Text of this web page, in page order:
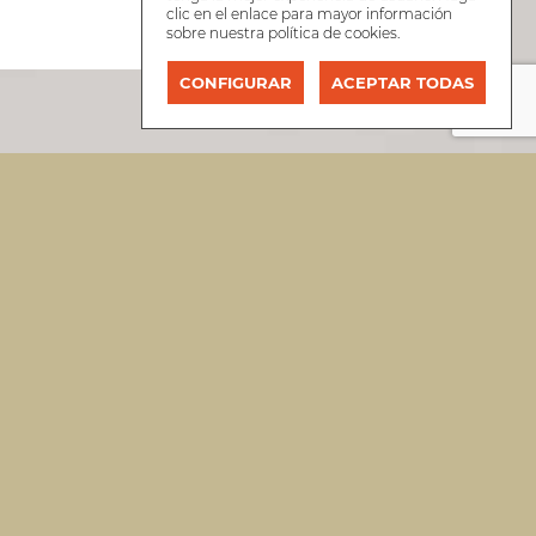
clic en el enlace para mayor información
sobre nuestra política de cookies.
CONFIGURAR ACEPTAR TODAS